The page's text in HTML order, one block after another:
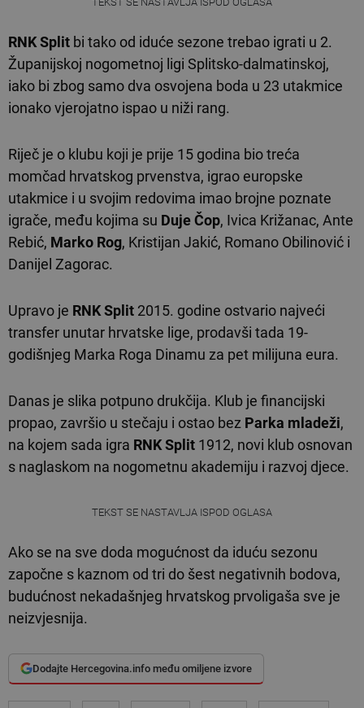
RNK Split bi tako od iduće sezone trebao igrati u 2.
Županijskoj nogometnoj ligi Splitsko-dalmatinskoj,
iako bi zbog samo dva osvojena boda u 23 utakmice
ionako vjerojatno ispao u niži rang.
Riječ je o klubu koji je prije 15 godina bio treća
momčad hrvatskog prvenstva, igrao europske
utakmice i u svojim redovima imao brojne poznate
igrače, među kojima su Duje Čop, Ivica Križanac, Ante
Rebić, Marko Rog, Kristijan Jakić, Romano Obilinović i
Danijel Zagorac.
Upravo je RNK Split 2015. godine ostvario najveći
transfer unutar hrvatske lige, prodavši tada 19-
godišnjeg Marka Roga Dinamu za pet milijuna eura.
Danas je slika potpuno drukčija. Klub je financijski
propao, završio u stečaju i ostao bez Parka mladeži,
na kojem sada igra RNK Split 1912, novi klub osnovan
s naglaskom na nogometnu akademiju i razvoj djece.
TEKST SE NASTAVLJA ISPOD OGLASA
Ako se na sve doda mogućnost da iduću sezonu
započne s kaznom od tri do šest negativnih bodova,
budućnost nekadašnjeg hrvatskog prvoligaša sve je
neizvjesnija.
Dodajte Hercegovina.info među omiljene izvore